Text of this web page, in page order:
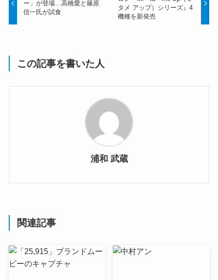
ー」が登場…高橋愛と篠原
信一氏が試食
タメ アップ）シリーズ』4
機種を新発売
この記事を書いた人
浦和 武蔵
関連記事